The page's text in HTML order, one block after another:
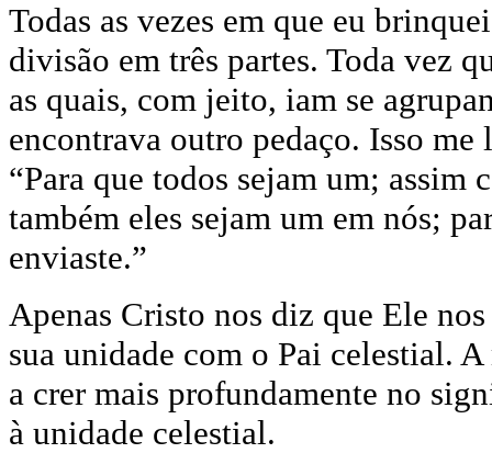
Todas as vezes em que eu
divisão em três partes. Toda vez
as quais, com jeito, iam se
encontrava outro pedaço. Isso
“Para que todos sejam um;
também eles sejam um em nós;
enviaste.”
Apenas Cristo nos diz que Ele
sua unidade com o Pai celestial.
a crer mais profundamente no
à unidade celestial.